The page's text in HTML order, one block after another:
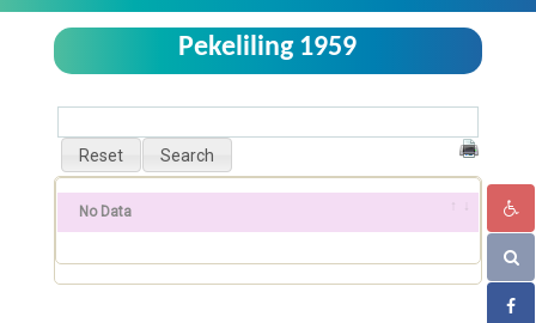
Pekeliling 1959
No Data